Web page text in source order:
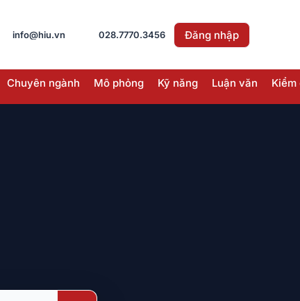
info@hiu.vn 028.7770.3456 Đăng nhập
Chuyên ngành Mô phỏng Kỹ năng Luận văn